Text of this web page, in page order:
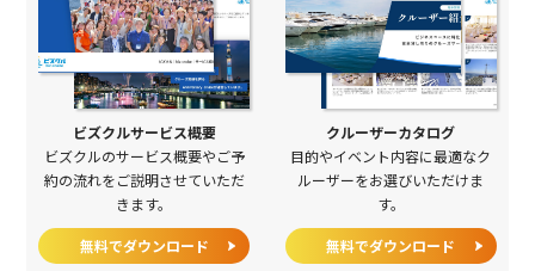
ビズクルサービス概要
ビズクルのサービス概要やご予
約の流れをご説明させていただ
きます。
無料でダウンロード
クルーザーカタログ
目的やイベント内容に最適なク
ルーザーをお選びいただけま
す。
無料でダウンロード